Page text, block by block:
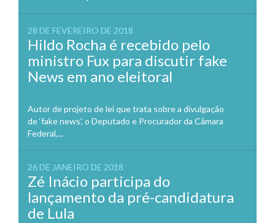
28 DE FEVEREIRO DE 2018
Hildo Rocha é recebido pelo
ministro Fux para discutir fake
News em ano eleitoral
Autor de projeto de lei que trata sobre a divulgação
de ‘fake news’, o Deputado e Procurador da Câmara
Federal,...
26 DE JANEIRO DE 2018
Zé Inácio participa do
lançamento da pré-candidatura
de Lula